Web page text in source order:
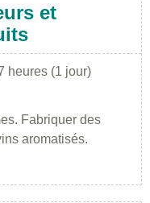
et
heures (1 jour)
Fabriquer des
aromatisés.